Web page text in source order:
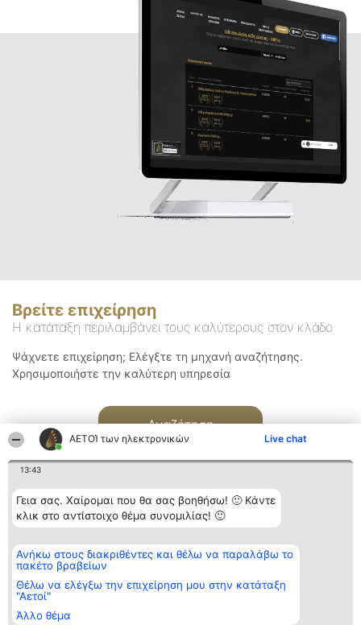
ΑΕΤΟΊ των ηλεκτρονικών Live chat
13:43
Γεια σας. Χαίρομαι που θα σας βοηθήσω! 🙂 Κάντε
κλικ στο αντίστοιχο θέμα συνομιλίας! 🙂
Ανήκω στους διακριθέντες και θέλω να παραλάβω το
πακέτο βραβείων
Θέλω να ελέγξω την επιχείρηση μου στην κατάταξη
"Αετοί"
Άλλο θέμα
Βρείτε επιχείρηση
Η κατάταξη περιλαμβάνει τους καλύτερους στον κλάδο
Ψάχνετε επιχείρηση; Ελέγξτε τη μηχανή αναζήτησης.
Χρησιμοποιήστε την καλύτερη υπηρεσία
Αναζήτηση
Διοργανωτής της
κατάταξης
BEAUTIFUL COMPANY
ΤΗΛ. ΕΠΙΚΟΙΝΩΝΙΑΣ:
2104128019
email:
Κατάταξη
Διακριθέντες
των
διακριθέντων
Επικοινωνία
Επικοινωνία